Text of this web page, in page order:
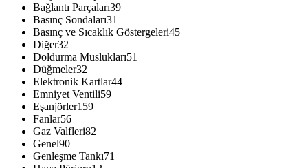
Bağlantı Parçaları39
Basınç Sondaları31
Basınç ve Sıcaklık Göstergeleri45
Diğer32
Doldurma Muslukları51
Düğmeler32
Elektronik Kartlar44
Emniyet Ventili59
Eşanjörler159
Fanlar56
Gaz Valfleri82
Genel90
Genleşme Tankı71